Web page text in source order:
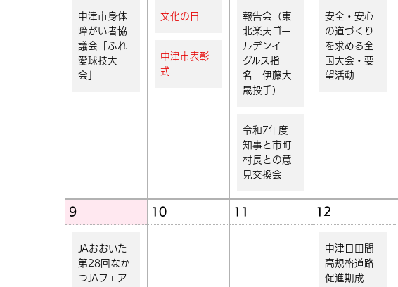
中津市身体
障がい者協
議会「ふれ
愛球技大
会」
文化の日
中津市表彰
式
報告会（東
北楽天ゴー
ルデンイー
グルス指
名 伊藤大
晟投手）
令和7年度
知事と市町
村長との意
見交換会
安全・安心
の道づくり
を求める全
国大会・要
望活動
9
JAおおいた
第28回なか
つJAフェア
10 11 12
中津日田間
高規格道路
促進期成